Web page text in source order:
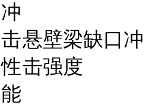
冲
击
性
能
悬壁梁缺口冲
击强度